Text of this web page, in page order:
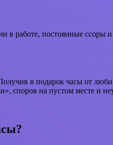
в работе, постоянные
в подарок часы от
споров на пустом месте и